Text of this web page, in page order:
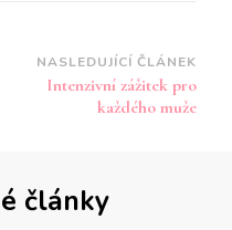
NASLEDUJÍCÍ ČLÁNEK
Intenzivní zážitek pro
každého muže
články